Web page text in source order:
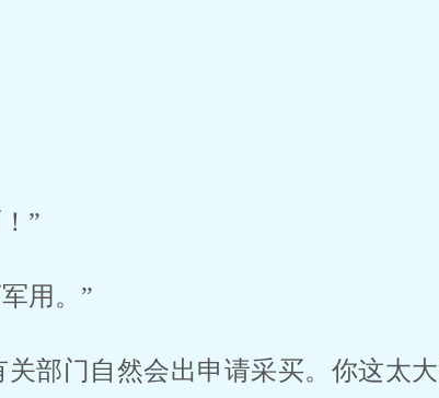
”
用。”
部门自然会出申请采买。你这太